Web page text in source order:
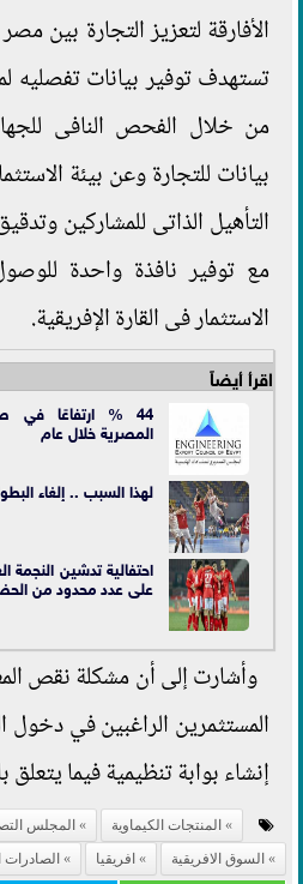
الأفارقة لتعزيز التجارة بين
تستهدف توفير بيانات تفصليه
من خلال الفحص النافى
بيانات للتجارة وعن بيئة
التأهيل الذاتى للمشاركين
مع توفير نافذة واحدة
الاستثمار فى القارة الإفريقية.
اقرأ أيضاً
44 % ارتفاعًا في
المصرية خلال عام
لهذا السبب .. إلغاء
احتفالية تدشين النجمة
على عدد محدود من
وأشارت إلى أن مشكلة نقص
المستثمرين الراغبين في دخول
إنشاء بوابة تنظيمية فيما يتعلق
المنتجات الكيماوية
المجلس
السوق الافريقية
افريقيا